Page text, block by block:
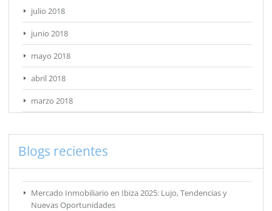
julio 2018
junio 2018
mayo 2018
abril 2018
marzo 2018
Blogs recientes
Mercado Inmobiliario en Ibiza 2025: Lujo, Tendencias y
Nuevas Oportunidades